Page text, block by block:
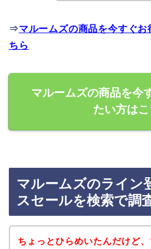
⇒マルームズの商品を今すぐお
ちら
マルームズの商品を今
たい方はこ
マルームズのライン
スセールを検索で調
ちょっとひらめいたんだけど